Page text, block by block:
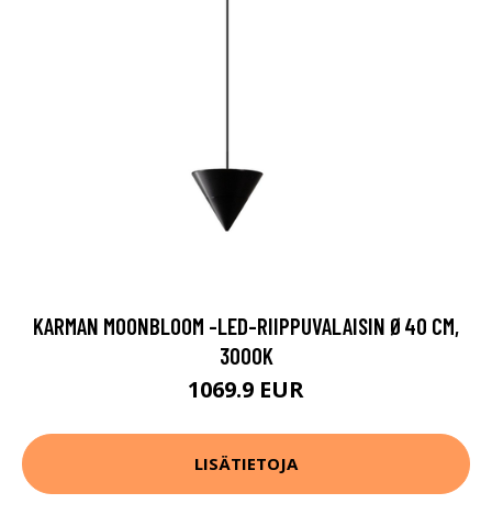
KARMAN MOONBLOOM -LED-RIIPPUVALAISIN Ø40 CM,
3000K
1069.9 EUR
LISÄTIETOJA